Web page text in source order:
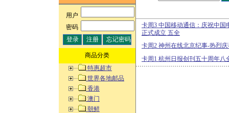
用户:
密码:
商品分类
特惠超市
世界各地邮品
香港
澳门
朝鲜
卡周3 中国移动通信：庆祝中
正式成立 五全
卡周2 神州在线北京纪事-热烈
卡周1 杭州日报创刊五十周年八